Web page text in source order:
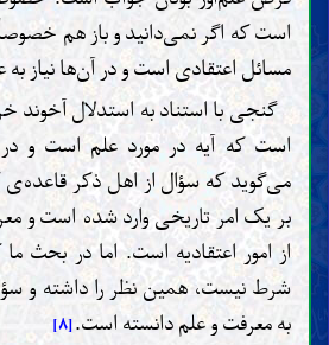
است که اگر نمی‌دانید و باز هم
مسائل اعتقادی است و در آن‌ها نیاز به
گنجی با استناد به استدلال آخوند
است که آیه در مورد علم است و
می‌گوید که سؤال از اهل ذکر قاعده‌ی
بر یک امر تاریخی وارد شده است
از امور اعتقادیه است. اما در بحث
شرط نیست، همین نظر را داشته و
به معرفت و علم دانسته است.[۸]